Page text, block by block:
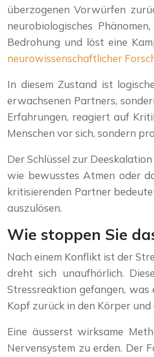
überzogenen Vorwürfen
neurobiologisches
Bedrohung und löst eine
neurowissenschaftlicher
In diesem Zustand ist
erwachsenen Partners,
Erfahrungen, reagiert auf
Menschen vor sich, sondern
Der Schlüssel zur
wie bewusstes Atmen oder
kritisierenden Partner
auszulösen.
Wie stoppen Sie
Nach einem Konflikt ist der
dreht sich unaufhörlich.
Stressreaktion gefangen, was
Kopf zurück in den Körper
Eine äusserst wirksame
Nervensystem zu erden. Der